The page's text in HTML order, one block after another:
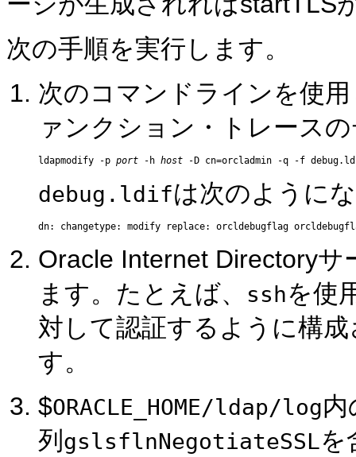
次の手順を実行します。
次のコマンドラインを使
ァンクション・トレース
ldapmodify -p port -h host
debug.ldifは次のように
Oracle Internet Directory
ます。たとえば、
sshを使
対して認証するように構
す。
$ORACLE_HOME/ldap/log内
列 gslsflnNegotiateSSLを